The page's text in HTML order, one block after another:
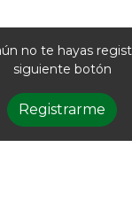
no te hayas
siguiente botón
Registrarme